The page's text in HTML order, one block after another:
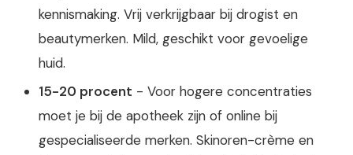
kennismaking. Vrij verkrijgbaar bij drogist en
beautymerken. Mild, geschikt voor gevoelige
huid.
15-20 procent - Voor hogere concentraties
moet je bij de apotheek zijn of online bij
gespecialiseerde merken. Skinoren-crème en